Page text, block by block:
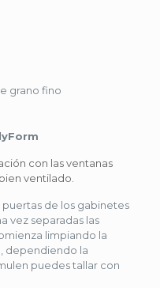
grano fino
con las ventanas
ventilado.
puertas de los gabinetes
vez separadas las
limpiando la
dependiendo la
puedes tallar con